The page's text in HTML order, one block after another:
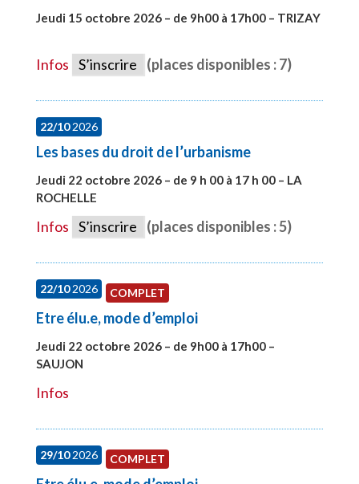
Jeudi 15 octobre 2026 – de 9h00 à 17h00 – TRIZAY
Infos S’inscrire (places disponibles : 7)
22/102026
Les bases du droit de l’urbanisme
Jeudi 22 octobre 2026 – de 9 h 00 à 17 h 00 – LA
ROCHELLE
Infos S’inscrire (places disponibles : 5)
22/102026 COMPLET
Etre élu.e, mode d’emploi
Jeudi 22 octobre 2026 – de 9h00 à 17h00 –
SAUJON
Infos
29/102026 COMPLET